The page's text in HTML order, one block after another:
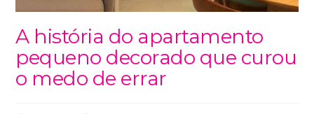
A história do apartamento
pequeno decorado que curou
o medo de errar